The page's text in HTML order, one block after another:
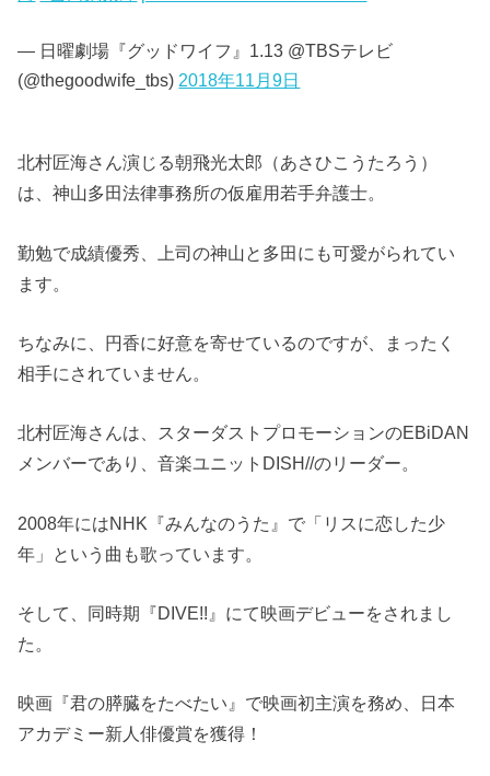
— 日曜劇場『グッドワイフ』1.13 @TBSテレビ
(@thegoodwife_tbs) 2018年11月9日
北村匠海さん演じる朝飛光太郎（あさひこうたろう）
は、神山多田法律事務所の仮雇用若手弁護士。
勤勉で成績優秀、上司の神山と多田にも可愛がられてい
ます。
ちなみに、円香に好意を寄せているのですが、まったく
相手にされていません。
北村匠海さんは、スターダストプロモーションのEBiDAN
メンバーであり、音楽ユニットDISH//のリーダー。
2008年にはNHK『みんなのうた』で「リスに恋した少
年」という曲も歌っています。
そして、同時期『DIVE!!』にて映画デビューをされまし
た。
映画『君の膵臓をたべたい』で映画初主演を務め、日本
アカデミー新人俳優賞を獲得！